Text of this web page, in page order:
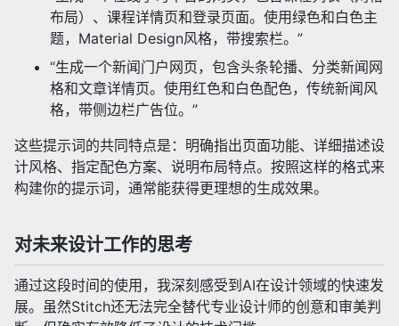
布局）、课程详情页和登录页面。使用绿色和白色主
题，Material Design风格，带搜索栏。”
“生成一个新闻门户网页，包含头条轮播、分类新闻网
格和文章详情页。使用红色和白色配色，传统新闻风
格，带侧边栏广告位。”
这些提示词的共同特点是：明确指出页面功能、详细描述设
计风格、指定配色方案、说明布局特点。按照这样的格式来
构建你的提示词，通常能获得更理想的生成效果。
对未来设计工作的思考
通过这段时间的使用，我深刻感受到AI在设计领域的快速发
展。虽然Stitch还无法完全替代专业设计师的创意和审美判